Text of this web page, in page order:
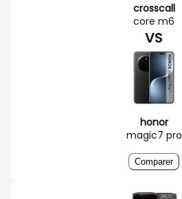
crosscall
core m6
VS
honor
magic7 pro
Comparer